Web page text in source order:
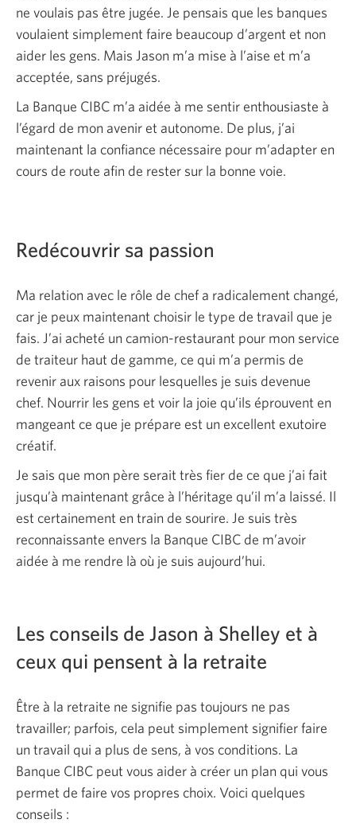
ne voulais pas être jugée. Je pensais que les banques
voulaient simplement faire beaucoup d’argent et non
aider les gens. Mais Jason m’a mise à l’aise et m’a
acceptée, sans préjugés.
La Banque CIBC m’a aidée à me sentir enthousiaste à
l’égard de mon avenir et autonome. De plus, j’ai
maintenant la confiance nécessaire pour m’adapter en
cours de route afin de rester sur la bonne voie.
Redécouvrir sa passion
Ma relation avec le rôle de chef a radicalement changé,
car je peux maintenant choisir le type de travail que je
fais. J’ai acheté un camion-restaurant pour mon service
de traiteur haut de gamme, ce qui m’a permis de
revenir aux raisons pour lesquelles je suis devenue
chef. Nourrir les gens et voir la joie qu’ils éprouvent en
mangeant ce que je prépare est un excellent exutoire
créatif.
Je sais que mon père serait très fier de ce que j’ai fait
jusqu’à maintenant grâce à l’héritage qu’il m’a laissé. Il
est certainement en train de sourire. Je suis très
reconnaissante envers la Banque CIBC de m’avoir
aidée à me rendre là où je suis aujourd’hui.
Les conseils de Jason à Shelley et à
ceux qui pensent à la retraite
Être à la retraite ne signifie pas toujours ne pas
travailler; parfois, cela peut simplement signifier faire
un travail qui a plus de sens, à vos conditions. La
Banque CIBC peut vous aider à créer un plan qui vous
permet de faire vos propres choix. Voici quelques
conseils :